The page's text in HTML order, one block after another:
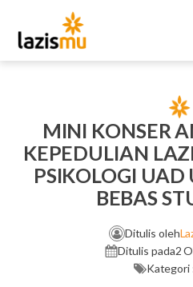
MINI KONSER
KEPEDULIAN
PSIKOLOGI
BEBAS
Ditulis oleh
Ditulis pada2
Kategori